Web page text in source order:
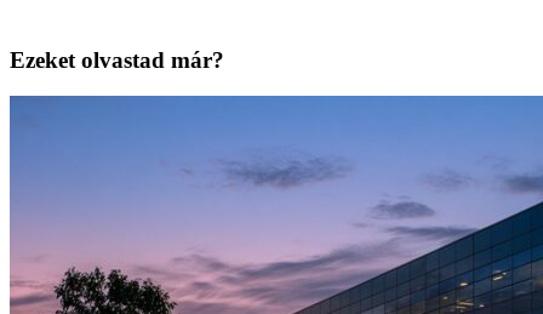
Ezeket olvastad már?